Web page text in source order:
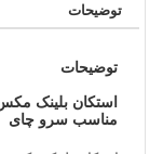
توضیحات
توضیحات
مناسب سرو چای